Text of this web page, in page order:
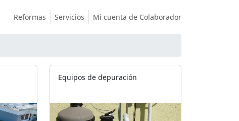
Reformas Servicios Mi cuenta de Colaborador
Equipos de depuración